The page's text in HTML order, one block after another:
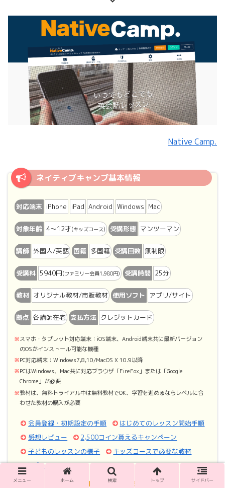
Native Camp.
ネイティブキャンプ基本情報
対応端末 iPhone iPad Android Windows Mac
対象年齢 4〜12才(キッズコース) 受講形態 マンツーマン
講師 外国人/英語 国籍 多国籍 受講回数 無制限
受講料 5940円(ファミリー会員1,980円) 受講時間 25分
教材 オリジナル教材/市販教材 使用ソフト アプリ/サイト
拠点 各講師在宅 支払方法 クレジットカード
スマホ・タブレット対応端末：iOS端末、Android端末共に最新バージョン
のOSがインストール可能な機種
PC対応端末：Windows7,8,10/MacOS X 10.9以降
PCはWindows、Mac共に対応ブラウザ「FireFox」または「Google
Chrome」が必要
教材は、無料トライアル中は無料教材でOK、学習を進めるならレベルに合
わせた教材の購入が必要
会員登録・初期設定の手順
はじめてのレッスン開始手順
感想レビュー
2,500コイン貰えるキャンペーン
子どものレッスンの様子
キッズコースで必要な教材
退会・再開の手順
＼詳細や口コミはこちら／
メニュー ホーム 検索 トップ サイドバー